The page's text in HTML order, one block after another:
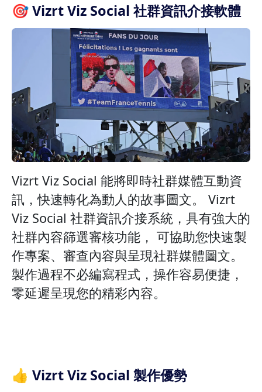
🎯 Vizrt Viz Social 社群資訊介接軟體
Vizrt Viz Social 能將即時社群媒體互動資
訊，快速轉化為動人的故事圖文。 Vizrt
Viz Social 社群資訊介接系統，具有強大的
社群內容篩選審核功能， 可協助您快速製
作專案、審查內容與呈現社群媒體圖文。
製作過程不必編寫程式，操作容易便捷，
零延遲呈現您的精彩內容。
👍 Vizrt Viz Social 製作優勢